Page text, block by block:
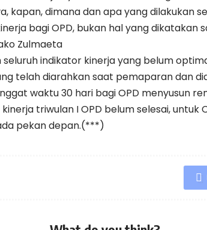
kapan, dimana dan apa yang dilakukan
bagi OPD, bukan hal yang dikatakan
Zulmaeta
indikator kinerja yang belum
telah diarahkan saat pemaparan dan
waktu 30 hari bagi OPD menyusun
triwulan I OPD belum selesai, untuk
pekan depan.(***)